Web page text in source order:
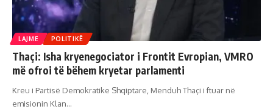
LAJME POLITIKË
Thaçi: Isha kryenegociator i Frontit Evropian, VMRO
më ofroi të bëhem kryetar parlamenti
Kreu i Partisë Demokratike Shqiptare, Menduh Thaçi i ftuar në
emisionin Klan…